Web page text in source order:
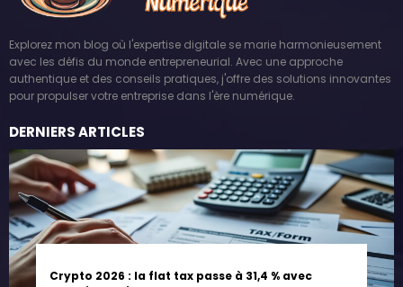
Explorez mon blog où l'expertise digitale se marie harmonieusement
avec les défis du monde entrepreneurial. Avec une approche
authentique et des conseils pratiques, j'offre des solutions innovantes
pour propulser votre entreprise dans l'ère numérique.
DERNIERS ARTICLES
Crypto 2026 : la flat tax passe à 31,4 % avec